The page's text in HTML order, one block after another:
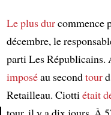
Le plus durcommence
décembre, le
parti Les Républicains.
imposéau secondtour
Retailleau. Ciottiétait